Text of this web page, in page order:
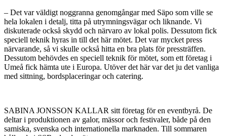
– Det var väldigt noggranna genomgångar med Säpo som ville se
hela lokalen i detalj, titta på utrymningsvägar och liknande. Vi
diskuterade också skydd och närvaro av lokal polis. Dessutom fick
speciell teknik hyras in till det här mötet. Det var mycket press
närvarande, så vi skulle också hitta en bra plats för pressträffen.
Dessutom behövdes en speciell teknik för mötet, som ett företag i
Umeå fick hämta ute i Europa. Utöver det här var det ju det vanliga
med sittning, bordsplaceringar och catering.
SABINA JONSSON KALLAR sitt företag för en eventbyrå. De
deltar i produktionen av galor, mässor och festivaler, både på den
samiska, svenska och internationella marknaden. Till sommaren